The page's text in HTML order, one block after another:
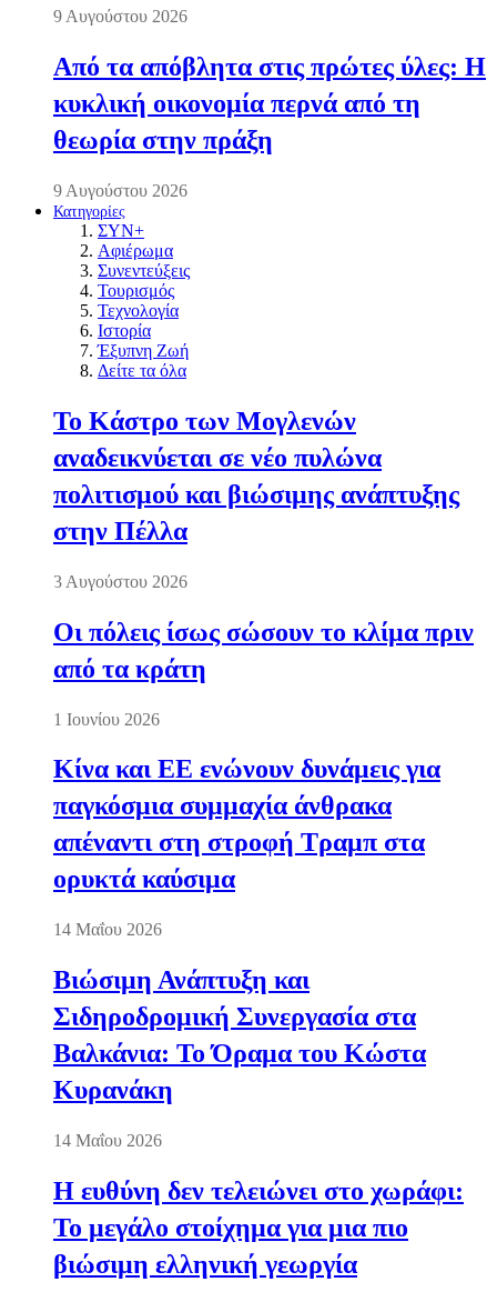
9 Αυγούστου 2026
Από τα απόβλητα στις πρώτες ύλες: Η
κυκλική οικονομία περνά από τη
θεωρία στην πράξη
9 Αυγούστου 2026
Κατηγορίες
ΣΥΝ+
Αφιέρωμα
Συνεντεύξεις
Τουρισμός
Τεχνολογία
Ιστορία
Έξυπνη Ζωή
Δείτε τα όλα
Το Κάστρο των Μογλενών
αναδεικνύεται σε νέο πυλώνα
πολιτισμού και βιώσιμης ανάπτυξης
στην Πέλλα
3 Αυγούστου 2026
Οι πόλεις ίσως σώσουν το κλίμα πριν
από τα κράτη
1 Ιουνίου 2026
Κίνα και ΕΕ ενώνουν δυνάμεις για
παγκόσμια συμμαχία άνθρακα
απέναντι στη στροφή Τραμπ στα
ορυκτά καύσιμα
14 Μαΐου 2026
Βιώσιμη Ανάπτυξη και
Σιδηροδρομική Συνεργασία στα
Βαλκάνια: Το Όραμα του Κώστα
Κυρανάκη
14 Μαΐου 2026
Η ευθύνη δεν τελειώνει στο χωράφι:
Το μεγάλο στοίχημα για μια πιο
βιώσιμη ελληνική γεωργία